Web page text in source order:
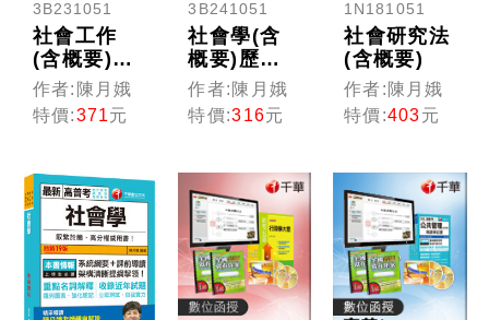
3B231051
社會工作
(含概要)歷
屆試題精闢
新解
作者:陳月娥
特價:371元
3B241051
社會學(含
概要)歷屆
試題精闢新
解
作者:陳月娥
特價:316元
1N181051
社會研究法
(含概要)
作者:陳月娥
特價:403元